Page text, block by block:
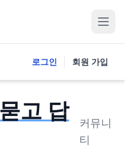
로그인 회원 가입
고 답
커뮤니
티